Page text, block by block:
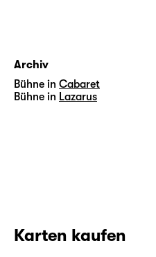
Archiv
Bühne in Cabaret
Bühne in Lazarus
Karten kaufen